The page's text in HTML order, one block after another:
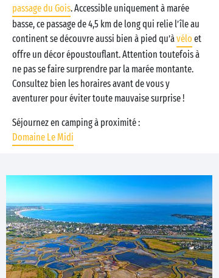
passage du Gois. Accessible uniquement à marée
basse, ce passage de 4,5 km de long qui relie l’île au
continent se découvre aussi bien à pied qu’àvélo et
offre un décor époustouflant. Attention toutefois à
ne pas se faire surprendre par la marée montante.
Consultez bien les horaires avant de vous y
aventurer pour éviter toute mauvaise surprise !
Séjournez en camping à proximité :
Domaine Le Midi